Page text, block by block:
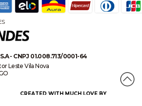
- CNPJ 01.008.713/0001-64
Leste Vila Nova
CREATED WITH MUCH LOVE BY